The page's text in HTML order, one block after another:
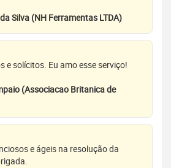
Silva (NH Ferramentas LTDA)
e solícitos. Eu amo esse serviço!
(Associacao Britanica de
e ágeis na resolução da